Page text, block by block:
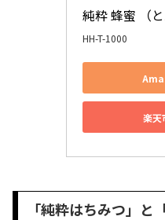
純粋 蜂蜜 （と
HH-T-1000
楽天
「純粋はちみつ」と